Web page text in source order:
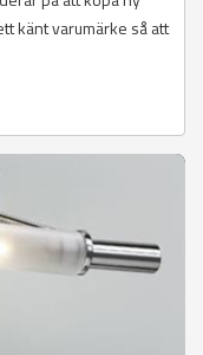
känt varumärke så att